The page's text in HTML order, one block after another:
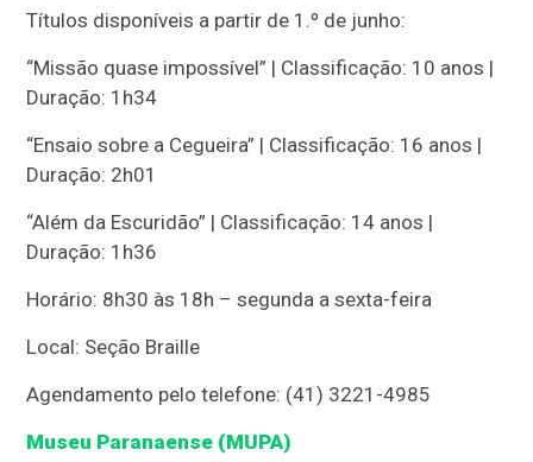
Títulos disponíveis a partir de 1.º de junho:
“Missão quase impossível” | Classificação: 10 anos |
Duração: 1h34
“Ensaio sobre a Cegueira” | Classificação: 16 anos |
Duração: 2h01
“Além da Escuridão” | Classificação: 14 anos |
Duração: 1h36
Horário: 8h30 às 18h – segunda a sexta-feira
Local: Seção Braille
Agendamento pelo telefone: (41) 3221-4985
Museu Paranaense (MUPA)